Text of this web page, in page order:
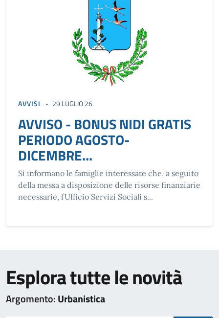
AVVISI 29 LUGLIO 26
AVVISO - BONUS NIDI GRATIS
PERIODO AGOSTO-
DICEMBRE...
Si informano le famiglie interessate che, a seguito
della messa a disposizione delle risorse finanziarie
necessarie, l’Ufficio Servizi Sociali s...
Esplora tutte le novità
Argomento:Urbanistica